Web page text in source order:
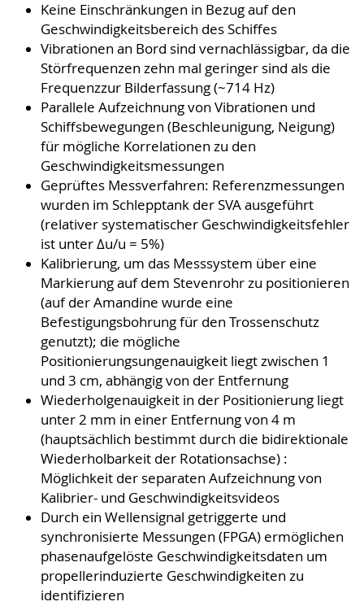
Keine Einschränkungen in Bezug auf den
Geschwindigkeitsbereich des Schiffes
Vibrationen an Bord sind vernachlässigbar, da die
Störfrequenzen zehn mal geringer sind als die
Frequenzzur Bilderfassung (~714 Hz)
Parallele Aufzeichnung von Vibrationen und
Schiffsbewegungen (Beschleunigung, Neigung)
für mögliche Korrelationen zu den
Geschwindigkeitsmessungen
Geprüftes Messverfahren: Referenzmessungen
wurden im Schlepptank der SVA ausgeführt
(relativer systematischer Geschwindigkeitsfehler
ist unter ∆u/u = 5%)
Kalibrierung, um das Messsystem über eine
Markierung auf dem Stevenrohr zu positionieren
(auf der Amandine wurde eine
Befestigungsbohrung für den Trossenschutz
genutzt); die mögliche
Positionierungsungenauigkeit liegt zwischen 1
und 3 cm, abhängig von der Entfernung
Wiederholgenauigkeit in der Positionierung liegt
unter 2 mm in einer Entfernung von 4 m
(hauptsächlich bestimmt durch die bidirektionale
Wiederholbarkeit der Rotationsachse) :
Möglichkeit der separaten Aufzeichnung von
Kalibrier- und Geschwindigkeitsvideos
Durch ein Wellensignal getriggerte und
synchronisierte Messungen (FPGA) ermöglichen
phasenaufgelöste Geschwindigkeitsdaten um
propellerinduzierte Geschwindigkeiten zu
identifizieren